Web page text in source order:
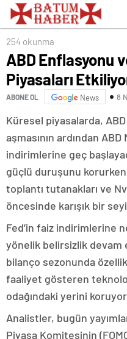
254 okunma
ABD Enflasyonu
Piyasaları
ABONE OL News 8
Küresel piyasalarda,
aşmasının ardından
indirimlerine geç
güçlü duruşunu
toplantı tutanakları ve
öncesinde karışık bir
Fed’in faiz indirimlerine
yönelik belirsizlik devam
bilanço sezonunda
faaliyet gösteren
odağındaki yerini koruyor.
Analistler, bugün
Piyasa Komitesinin